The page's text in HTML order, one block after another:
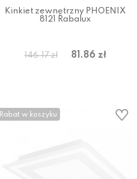
Kinkiet zewnętrzny PHOENIX
8121 Rabalux
146.17 zł 81.86 zł
Rabat w koszyku